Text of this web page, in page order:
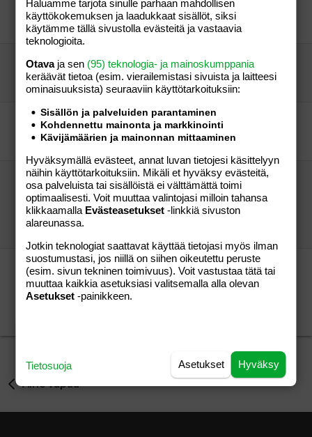
osastolle
vierailija
Aihe vapaa
1
Aihe vapaa
14.12.2019
vierailija
Itse houkutellut koirat purivat?
m1es Aihe vapaa
7
Aihe vapaa
14.12.2019
Elena777
Turkissa viranomaiset löivät ja potkivat somaIeja
vierailija
Aihe vapaa
3
Aihe vapaa
13.12.2022
Palstapesu
"Kokoomuksen kansanedustajan mukaan
pysyvä oleskelulupa tai kansalaisuus pitää
ansaita sitoutumisella, työllä ja kielitaidolla"
vierailija
Jos joku joskus äänesti tuota jolla viiraa todella
pahasti niin kyllä nyt ketuttaa: ”Ano Turtiainen
uhosi valmiudestaan taistella Suomea vastaan”
Aihe vapaa
Haluamme tarjota sinulle parhaan mahdollisen
käyttökokemuksen ja laadukkaat sisällöt, siksi
käytämme tällä sivustolla evästeitä ja vastaavia
teknologioita.
Otavaja sen (95) teknologia- ja mainoskumppania
keräävät tietoa (esim. vierailemis­tasi sivuista ja laitteesi
ominaisuuk­sista) seuraaviin käyttötarkoituksiin:
Sisällön ja palveluiden parantaminen
Kohdennettu mainonta ja markkinointi
Kävijämäärien ja mainonnan mittaaminen
Hyväksymällä evästeet, annat luvan tietojesi käsittelyyn
näihin käyttötarkoituksiin. Mikäli et hyväksy evästeitä,
osa palveluista tai sisällöistä ei välttämättä toimi
optimaalisesti. Voit muuttaa valintojasi milloin tahansa
klikkaamalla Evästeasetukset -linkkiä sivuston
alareunassa.
Jotkin teknologiat saattavat käyttää tietojasi myös ilman
suostumustasi, jos niillä on siihen oikeutettu peruste
(esim. sivun tekninen toimivuus). Voit vastustaa tätä tai
muuttaa kaikkia asetuksiasi valitsemalla alla olevan
Asetukset -painikkeen.
Hyväksy
Asetukset
Tietosuoja